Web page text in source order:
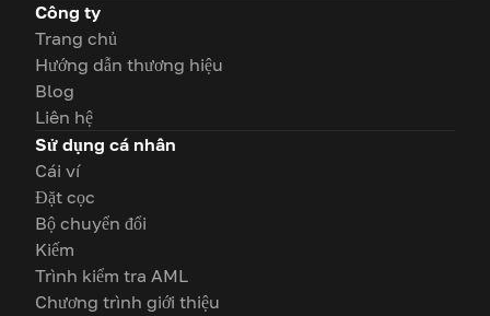
Công ty
Trang chủ
Hướng dẫn thương hiệu
Blog
Liên hệ
Sử dụng cá nhân
Cái ví
Đặt cọc
Bộ chuyển đổi
Kiếm
Trình kiểm tra AML
Chương trình giới thiệu